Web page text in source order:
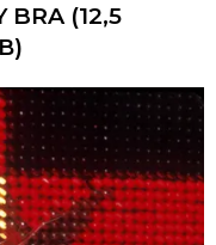
BRA (12,5